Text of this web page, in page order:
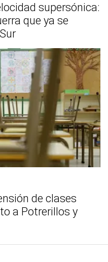
supersónica:
que ya se
de clases
a Potrerillos y